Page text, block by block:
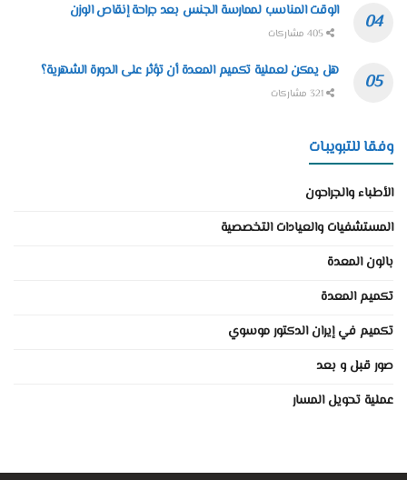
الوقت المناسب لممارسة الجنس بعد جراحة إنقاص الوزن
هل يمكن لعملية تكميم المعدة أن تؤثر على الدورة الشهرية؟
وفقا للتبويبات
الأطباء والجراحون
المستشفيات والعيادات التخصصية
بالون المعدة
تكميم المعدة
تكميم في إيران الدكتور موسوي
صور قبل و بعد
عملية تحويل المسار